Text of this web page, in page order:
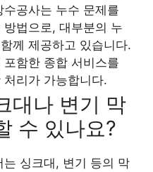
공사는 누수 문제를
법으로, 대부분의 누
께 제공하고 있습니다.
함한 종합 서비스를
리가 가능합니다.
대나 변기 막
수 있나요?
싱크대, 변기 등의 막